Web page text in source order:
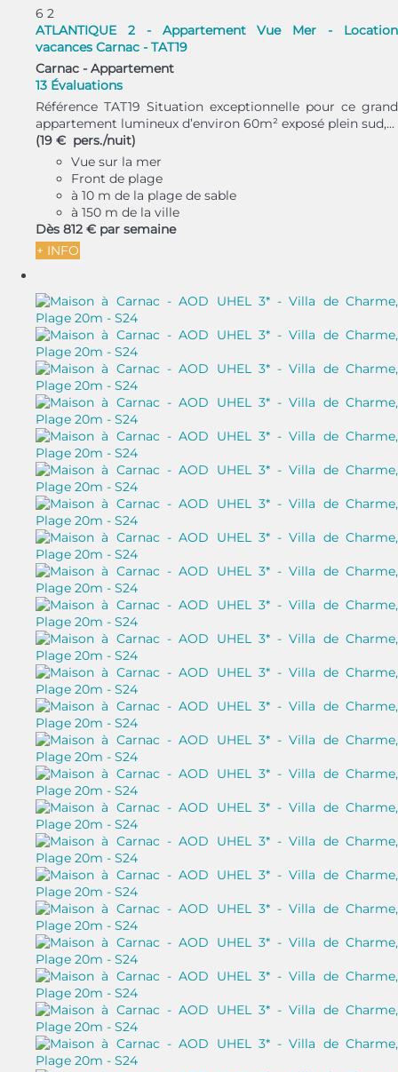
6 2
ATLANTIQUE 2 - Appartement Vue Mer - Location
vacances Carnac - TAT19
Carnac - Appartement
13 Évaluations
Référence TAT19 Situation exceptionnelle pour ce grand
appartement lumineux d’environ 60m² exposé plein sud,...
(19 € pers./nuit)
Vue sur la mer
Front de plage
à 10 m de la plage de sable
à 150 m de la ville
Dès 812 € par semaine
+ INFO